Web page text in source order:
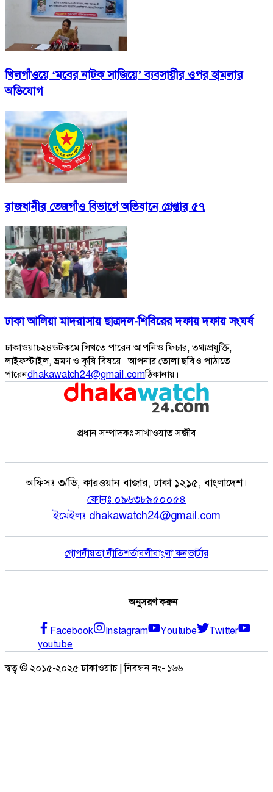
খিলগাঁওয়ে ‘মবের নাটক সাজিয়ে’ ব্যবসায়ীর ওপর হামলার
অভিযোগ
রাজধানীর তেজগাঁও বিভাগে অভিযানে গ্রেপ্তার ৫৭
ঢাকা আলিয়া মাদরাসায় ছাত্রদল-শিবিরের দফায় দফায় সংঘর্ষ
ঢাকাওয়াচ২৪ডটকমে লিখতে পারেন আপনিও ফিচার, তথ্যপ্রযুক্তি,
লাইফস্টাইল, ভ্রমণ ও কৃষি বিষয়ে। আপনার তোলা ছবিও পাঠাতে
পারেনdhakawatch24@gmail.comঠিকানায়।
প্রধান সম্পাদকঃ সাখাওয়াত সজীব
অফিসঃ ৩/ডি, কারওয়ান বাজার, ঢাকা ১২১৫, বাংলাদেশ।
ফোনঃ ০৯৬৩৮৯৫০০৫৪
ইমেইলঃ dhakawatch24@gmail.com
গোপনীয়তা নীতিশর্তাবলীবাংলা কনভার্টার
অনুসরণ করুন
Facebook Instagram Youtube
Twitter
youtube
স্বত্ব © ২০১৫-২০২৫ ঢাকাওয়াচ | নিবন্ধন নং- ১৬৬